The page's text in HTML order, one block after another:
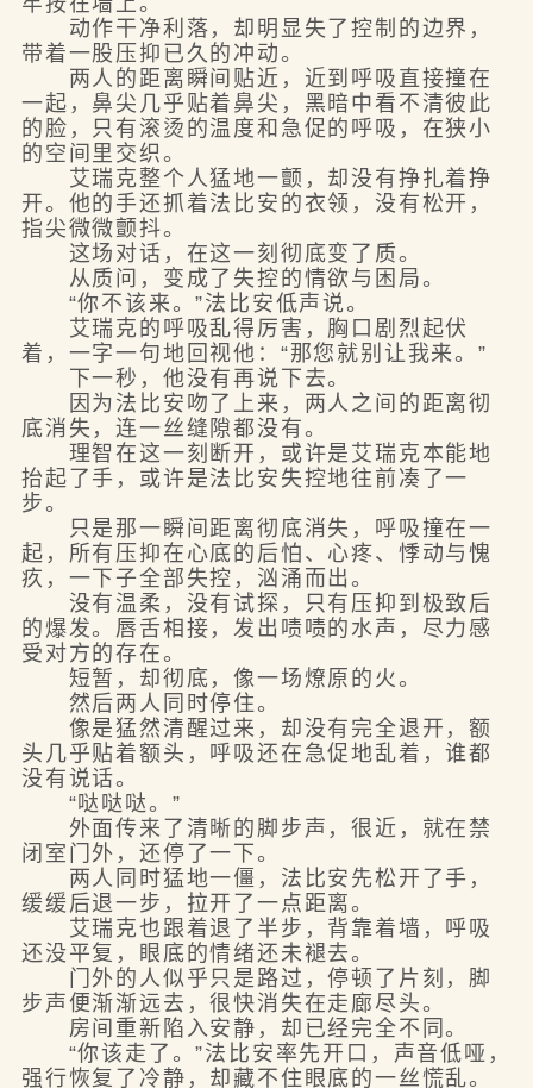
动作干净利落，却明显失了控制的边界，
带着一股压抑已久的冲动。
两人的距离瞬间贴近，近到呼吸直接撞在
一起，鼻尖几乎贴着鼻尖，黑暗中看不清彼此
的脸，只有滚烫的温度和急促的呼吸，在狭小
的空间里交织。
艾瑞克整个人猛地一颤，却没有挣扎着挣
开。他的手还抓着法比安的衣领，没有松开，
指尖微微颤抖。
这场对话，在这一刻彻底变了质。
从质问，变成了失控的情欲与困局。
“你不该来。”法比安低声说。
艾瑞克的呼吸乱得厉害，胸口剧烈起伏
着，一字一句地回视他：“那您就别让我来。”
下一秒，他没有再说下去。
因为法比安吻了上来，两人之间的距离彻
底消失，连一丝缝隙都没有。
理智在这一刻断开，或许是艾瑞克本能地
抬起了手，或许是法比安失控地往前凑了一
步。
只是那一瞬间距离彻底消失，呼吸撞在一
起，所有压抑在心底的后怕、心疼、悸动与愧
疚，一下子全部失控，汹涌而出。
没有温柔，没有试探，只有压抑到极致后
的爆发。唇舌相接，发出啧啧的水声，尽力感
受对方的存在。
短暂，却彻底，像一场燎原的火。
然后两人同时停住。
像是猛然清醒过来，却没有完全退开，额
头几乎贴着额头，呼吸还在急促地乱着，谁都
没有说话。
“哒哒哒。”
外面传来了清晰的脚步声，很近，就在禁
闭室门外，还停了一下。
两人同时猛地一僵，法比安先松开了手，
缓缓后退一步，拉开了一点距离。
艾瑞克也跟着退了半步，背靠着墙，呼吸
还没平复，眼底的情绪还未褪去。
门外的人似乎只是路过，停顿了片刻，脚
步声便渐渐远去，很快消失在走廊尽头。
房间重新陷入安静，却已经完全不同。
“你该走了。”法比安率先开口，声音低哑，
强行恢复了冷静，却藏不住眼底的一丝慌乱。